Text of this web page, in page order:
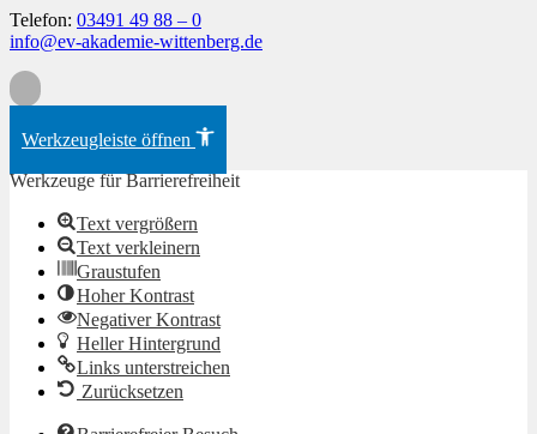
Telefon: 03491 49 88 – 0
info@ev-akademie-wittenberg.de
Werkzeugleiste öffnen
Werkzeuge für Barrierefreiheit
Text vergrößern
Text verkleinern
Graustufen
Hoher Kontrast
Negativer Kontrast
Heller Hintergrund
Links unterstreichen
Zurücksetzen